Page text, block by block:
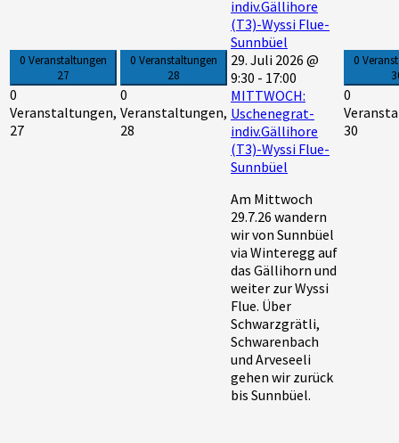
0 Veranstaltungen
27
0
Veranstaltungen,
27
0 Veranstaltungen
28
0
Veranstaltungen,
28
indiv.Gällihore
(T3)-Wyssi Flue-
Sunnbüel
29. Juli 2026 @
9:30 - 17:00
MITTWOCH:
Uschenegrat-
indiv.Gällihore
(T3)-Wyssi Flue-
Sunnbüel
Am Mittwoch
29.7.26 wandern
wir von Sunnbüel
via Winteregg auf
das Gällihorn und
weiter zur Wyssi
Flue. Über
Schwarzgrätli,
Schwarenbach
und Arveseeli
gehen wir zurück
bis Sunnbüel.
0
0
30